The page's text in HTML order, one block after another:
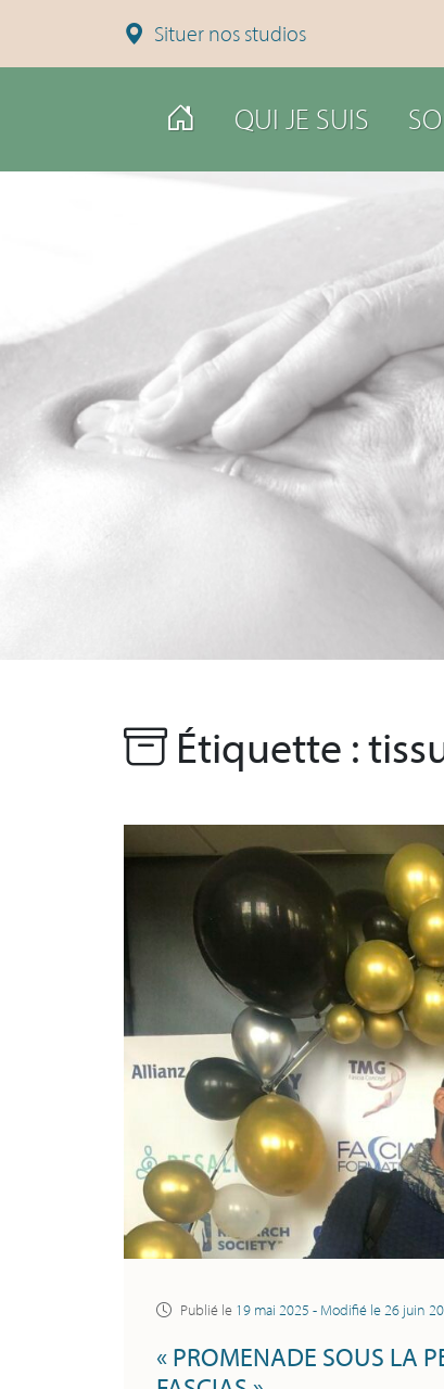
Situer nos studios
QUI JE SUIS
Étiquette :
Publié le 19 mai 2025 - Modifié le26 juin
« PROMENADE SOUS LA